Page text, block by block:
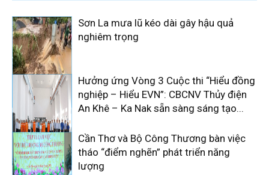
Sơn La mưa lũ kéo dài gây hậu quả
nghiêm trọng
Hưởng ứng Vòng 3 Cuộc thi “Hiểu đồng
nghiệp – Hiểu EVN”: CBCNV Thủy điện
An Khê – Ka Nak sẵn sàng sáng tạo...
Cần Thơ và Bộ Công Thương bàn việc
tháo “điểm nghẽn” phát triển năng
lượng